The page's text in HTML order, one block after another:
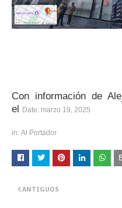
Con información de
el Date: marzo 19, 2025
in: Al Portador
ANTIGUOS